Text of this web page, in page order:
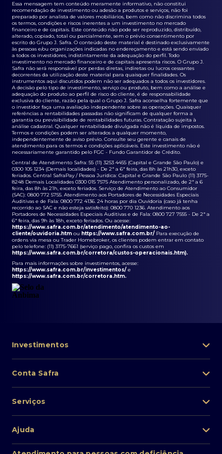
Essa mensagem tem conteúdo meramente informativo, não constitui
recomendação de investimento ou adesão a produtos e serviços, não foi
preparado por analista de valores mobiliários, bem como não discrimina todos
os termos, condições e riscos inerentes a um investimento no mercado
financeiro e de capitais. Este conteúdo não pode ser reproduzido, distribuído,
alterado, copiado, total ou parcialmente, sem o prévio consentimento por
escrito do Grupo J. Safra. O conteúdo deste material é destinado exclusivamente
às pessoas e/ou organizações indicadas no endereçamento e está sendo enviado
a todos os investidores, indistintamente da adequação do perfil. Todo
investimento no mercado financeiro e de capitais apresenta riscos. O Grupo J.
Safra não será responsável por perdas diretas, indiretas ou lucros cessantes
decorrentes da utilização deste material para quaisquer finalidades. Os
instrumentos aqui discutidos podem não ser adequados a todos os investidores.
A decisão pelo tipo de investimento, serviço ou produto, bem como a análise e
adequação do produto ao perfil de risco do cliente, é de responsabilidade
exclusiva do cliente, razão pela qual o Grupo J. Safra aconselha fortemente que
o investidor faça uma avaliação independente sobre as operações. Quaisquer
referências a rentabilidades passadas não significam de qualquer forma a
garantia ou previsibilidade de rentabilidades futuras. Contratação sujeita à
análise cadastral. Qualquer rentabilidade divulgada não é líquida de impostos.
Termos e condições podem ser alterados a qualquer momento,
independentemente de aviso prévio. Consulte seu gerente e canais de
atendimento para os termos e condições aplicáveis. Este investimento não é
necessariamente garantido pelo FGC - Fundo Garantidor de Crédito.
Central de Atendimento Safra: 55 (11) 3253 4455 (Capital e Grande São Paulo) e
0300 105 1234 (Demais localidades) - De 2ª a 6ª feira, das 8h às 21h30, exceto
feriados. Central SafraPay / Pessoa Jurídica: Capital e Grande São Paulo (11) 3175-
8248 Demais Localidades 0300 015 7575 Atendimento personalizado, de 2ª a 6
feira, das 8h às 21h, exceto feriados. Serviço de Atendimento ao Consumidor
(SAC): 0800 772 5755. Atendimento aos Portadores de Necessidades Especiais
Auditivas e de Fala: 0800 772 4136. 24 horas por dia Ouvidoria (caso já tenha
recorrido ao SAC e não esteja satisfeito): 0800 770 1236. Atendimento aos
Portadores de Necessidades Especiais Auditivas e de Fala: 0800 727 7555 - De 2ª a
6ª feira, das 9h às 18h, exceto feriados. Ou acesse:
https://www.safra.com.br/atendimento/atendimento-ao-
cliente/ouvidoria.htm ou https://www.safra.com.br/ Para execução de
ordens via mesa ou Trader Homebroker, os clientes podem entrar em contato
pelo telefone: (11) 3175-7661 (serviço pago, confira os custos em
https://www.safra.com.br/corretora/custos-operacionais.htm).
Para mais informações sobre investimentos, acesse:
https://www.safra.com.br/investimentos/ e
https://www.safra.com.br/corretora.htm.
Investimentos
Lista de fundos de investimento
Private Banking
Renda fixa
Conta Safra
Pessoa Física
Cartões
Empréstimos e financiamentos
Serviços
Perda/roubo de celular
Ajuda
Atendimento ao cliente